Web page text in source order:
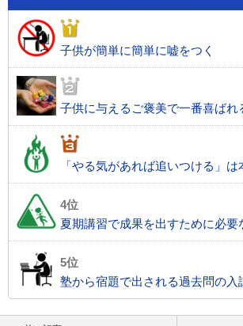
子供が簡単に簡単に嘘をつく
子供に与えるご褒美で一番喜ばれ
「やる気があれば追いつける」は
夏期講習で成果を出すために必要
塾から宿題で出される過去問の入